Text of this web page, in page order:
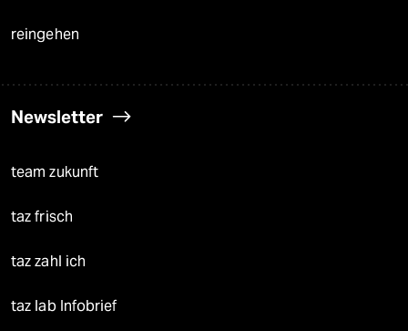
reingehen
Newsletter
team zukunft
taz frisch
taz zahl ich
taz lab Infobrief